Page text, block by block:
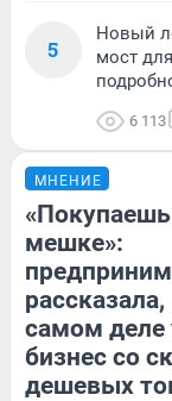
5
Новый
мост
6 113
МНЕНИЕ
мешке»:
самом деле
бизнес со
дешевых